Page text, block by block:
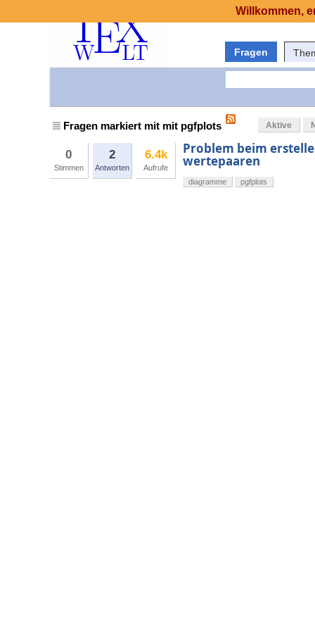
Fragen
Fragen markiert mit mit pgfplots Aktive
0
Stimmen
2
Antworten
6.4k
Aufrufe
Problem beim
wertepaaren
diagramme pgfplots
Willkommen,